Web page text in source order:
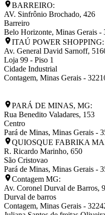
BARREIRO:
AV. Sinfrônio Brochado, 426
Barreiro
Belo Horizonte, Minas Gerais -
ITAÚ POWER SHOPPING:
Av. General David Sarnoff,
Loja 99 - Piso 1
Cidade Industrial
Contagem, Minas Gerais -
PARÁ DE MINAS, MG:
Rua Benedito Valadares, 153
Centro
Pará de Minas, Minas Gerais -
QUIOSQUE FABRIKA
R. Ricardo Marinho, 650
São Cristovao
Pará de Minas, Minas Gerais -
Contagem MG:
Av. Coronel Durval de Barros,
Durval de barros
Contagem, Minas Gerais -